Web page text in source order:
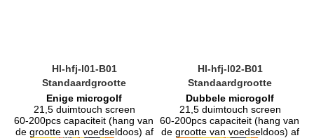
Hl-hfj-l01-B01
Standaardgrootte
Enige microgolf
21,5 duimtouch screen
60-200pcs capaciteit (hang van
de grootte van voedseldoos) af
Hl-hfj-l02-B01
Standaardgrootte
Dubbele microgolf
21,5 duimtouch screen
60-200pcs capaciteit (hang van
de grootte van voedseldoos) af